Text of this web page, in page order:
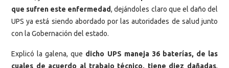
que sufren este enfermedad, dejándoles claro que el daño del
UPS ya está siendo abordado por las autoridades de salud junto
con la Gobernación del estado.
Explicó la galena, que dicho UPS maneja 36 baterías, de las
cuales de acuerdo al trabajo técnico, tiene diez dañadas,